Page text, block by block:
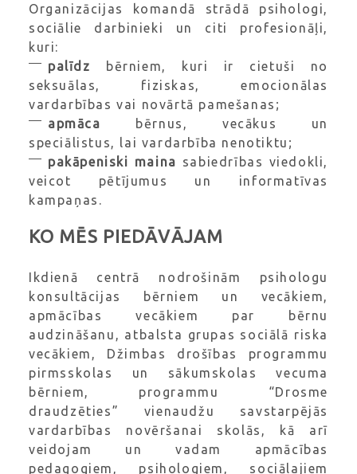
Organizācijas komandā strādā psihologi,
sociālie darbinieki un citi profesionāļi,
kuri:
palīdz bērniem, kuri ir cietuši no
seksuālas, fiziskas, emocionālas
vardarbības vai novārtā pamešanas;
apmāca bērnus, vecākus un
speciālistus, lai vardarbība nenotiktu;
pakāpeniski maina sabiedrības viedokli,
veicot pētījumus un informatīvas
kampaņas.
KO MĒS PIEDĀVĀJAM
Ikdienā centrā nodrošinām psihologu
konsultācijas bērniem un vecākiem,
apmācības vecākiem par bērnu
audzināšanu, atbalsta grupas sociālā riska
vecākiem, Džimbas drošības programmu
pirmsskolas un sākumskolas vecuma
bērniem, programmu “Drosme
draudzēties” vienaudžu savstarpējās
vardarbības novēršanai skolās, kā arī
veidojam un vadam apmācības
pedagogiem, psihologiem, sociālajiem